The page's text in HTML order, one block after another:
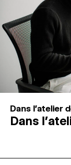
Dans l'atelier
Dans